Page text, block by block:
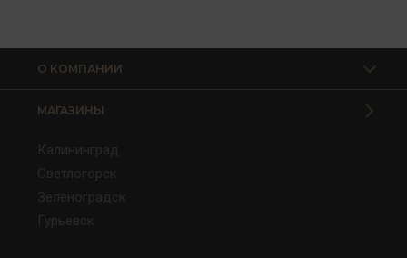
О КОМПАНИИ
МАГАЗИНЫ
Калининград
Светлогорск
Зеленоградск
Гурьевск